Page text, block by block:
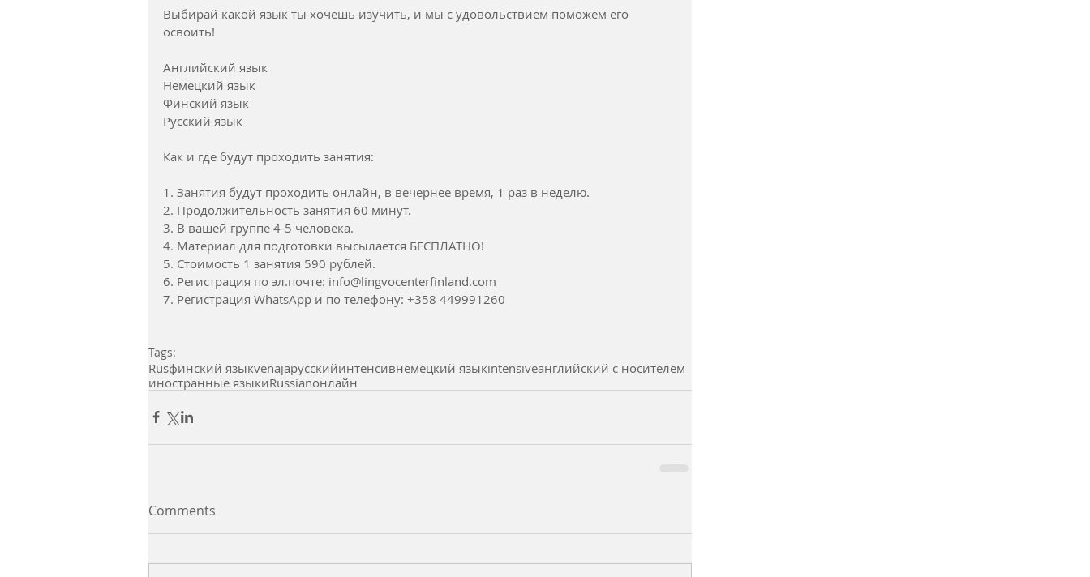
Выбирай какой язык ты хочешь изучить, и мы с удовольствием поможем его
освоить!
Английский язык
Немецкий язык
Финский язык
Русский язык
Как и где будут проходить занятия:
1. Занятия будут проходить онлайн, в вечернее время, 1 раз в неделю.
2. Продолжительность занятия 60 минут.
3. В вашей группе 4-5 человека.
4. Материал для подготовки высылается БЕСПЛАТНО!
5. Стоимость 1 занятия 590 рублей.
6. Регистрация по эл.почте: info@lingvocenterfinland.com
7. Регистрация WhatsApp и по телефону: +358 449991260
Tags:
Rusфинский языкvenäjäрусскийинтенсивнемецкий языкintensiveанглийский с носителем
иностранные языкиRussianонлайн
Comments